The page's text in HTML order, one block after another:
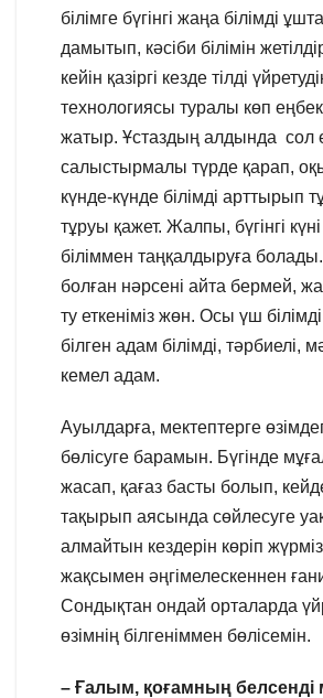
білімге бүгінгі жаңа білімді
дамытып, кәсіби білімін
кейін қазіргі кезде тілді
технологиясы туралы көп
жатыр. Ұстаздың алдында сол
салыстырмалы түрде қарап,
күнде-күнде білімді арттырып
тұруы қажет. Жалпы, бүгінгі
біліммен таңқалдыруға
болған нәрсені айта бермей,
ту еткеніміз жөн. Осы үш
білген адам білімді, тәрбиелі,
кемел адам.
Ауылдарға, мектептерге
бөлісуге барамын. Бүгінде
жасап, қағаз басты болып, кейде
тақырып аясында сөйлесуге
алмайтын кездерін көріп
жақсымен әңгімелескеннен
Сондықтан ондай орталарда
өзімнің білгеніммен бөлісемін.
– Ғалым, қоғамның белсенді